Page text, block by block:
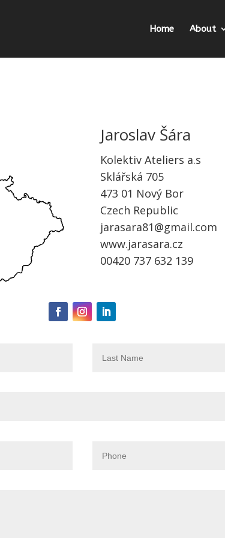
Home About
Jaroslav Šára
Kolektiv Ateliers a.s
Sklářská 705
473 01 Nový Bor
Czech Republic
jarasara81@gmail.com
www.jarasara.cz
00420 737 632 139